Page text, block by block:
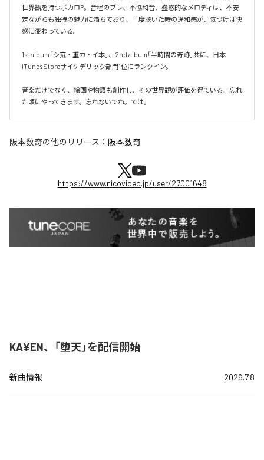
世界観を持つボカロP。音程のブレ、不協和音、蠱惑的なメロディは、不安
定ながらも独特の魅力に満ちており、一度聴いた時の違和感が、気づけば快
感に変わっている。
1st album「シ㐬・重カ・イ本」、2nd album「半時間の奇跡」共に、日本
iTunes Storeサイケデリック部門1位にランクイン。
音楽だけでなく、絵画や物語も創作し、その世界観が評価を得ている。忘れ
た頃にやってきます。忘れないでね。では。
阪本数奇の他のリリース： 阪本数奇
https://www.nicovideo.jp/user/27001648
KA¥EN、「堕天」を配信開始
新曲情報 2026.7.8